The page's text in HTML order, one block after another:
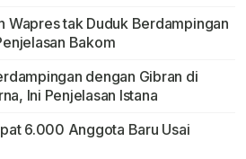
Wapres tak Duduk Berdampingan
Bakom
dengan Gibran di
Ini Penjelasan Istana
6.000 Anggota Baru Usai